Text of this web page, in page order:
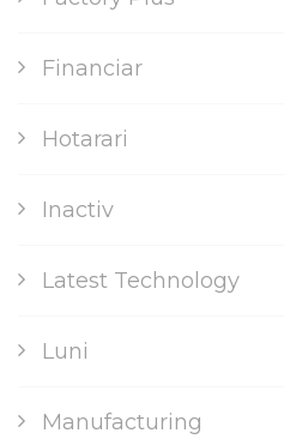
Financiar
Hotarari
Inactiv
Latest Technology
Luni
Manufacturing